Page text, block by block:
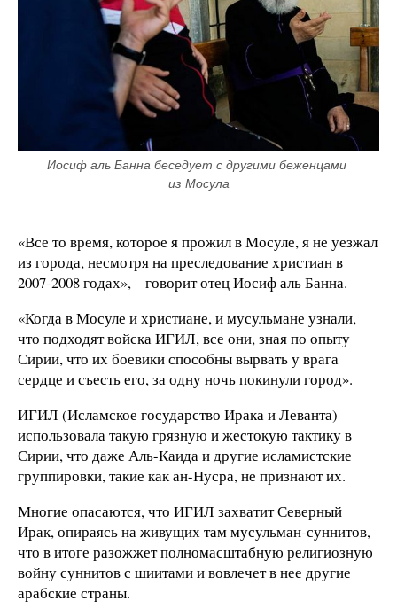
Иосиф аль Банна беседует с другими беженцами
из Мосула
«Все то время, которое я прожил в Мосуле, я не уезжал
из города, несмотря на преследование христиан в
2007-2008 годах», – говорит отец Иосиф аль Банна.
«Когда в Мосуле и христиане, и мусульмане узнали,
что подходят войска ИГИЛ, все они, зная по опыту
Сирии, что их боевики способны вырвать у врага
сердце и съесть его, за одну ночь покинули город».
ИГИЛ (Исламское государство Ирака и Леванта)
использовала такую грязную и жестокую тактику в
Сирии, что даже Аль-Каида и другие исламистские
группировки, такие как ан-Нусра, не признают их.
Многие опасаются, что ИГИЛ захватит Северный
Ирак, опираясь на живущих там мусульман-суннитов,
что в итоге разожжет полномасштабную религиозную
войну суннитов с шиитами и вовлечет в нее другие
арабские страны.